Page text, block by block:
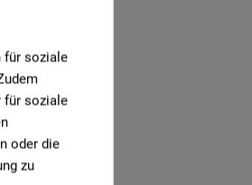
für soziale
für soziale
oder die
zu